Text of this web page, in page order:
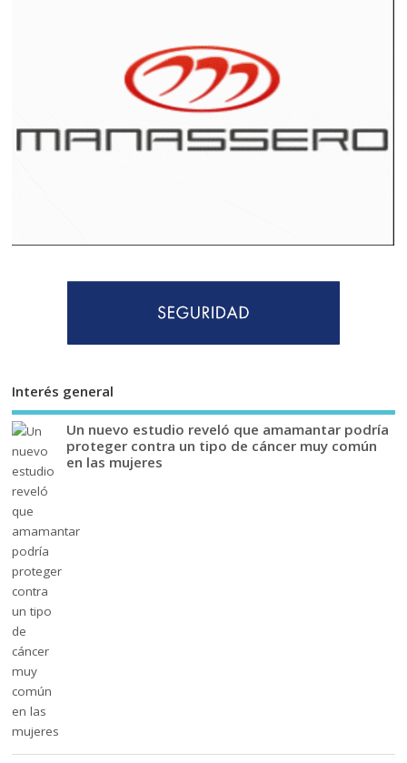
Interés general
Un nuevo estudio reveló que amamantar podría
proteger contra un tipo de cáncer muy común
en las mujeres